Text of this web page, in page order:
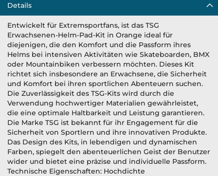
Details
Entwickelt für Extremsportfans, ist das TSG
Erwachsenen-Helm-Pad-Kit in Orange ideal für
diejenigen, die den Komfort und die Passform ihres
Helms bei intensiven Aktivitäten wie Skateboarden, BMX
oder Mountainbiken verbessern möchten. Dieses Kit
richtet sich insbesondere an Erwachsene, die Sicherheit
und Komfort bei ihren sportlichen Abenteuern suchen.
Die Zuverlässigkeit des TSG-Kits wird durch die
Verwendung hochwertiger Materialien gewährleistet,
die eine optimale Haltbarkeit und Leistung garantieren.
Die Marke TSG ist bekannt für ihr Engagement für die
Sicherheit von Sportlern und ihre innovativen Produkte.
Das Design des Kits, in lebendigen und dynamischen
Farben, spiegelt den abenteuerlichen Geist der Benutzer
wider und bietet eine präzise und individuelle Passform.
Technische Eigenschaften: Hochdichte